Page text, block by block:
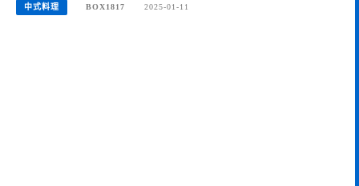
中式料理 BOX1817 2025-01-11